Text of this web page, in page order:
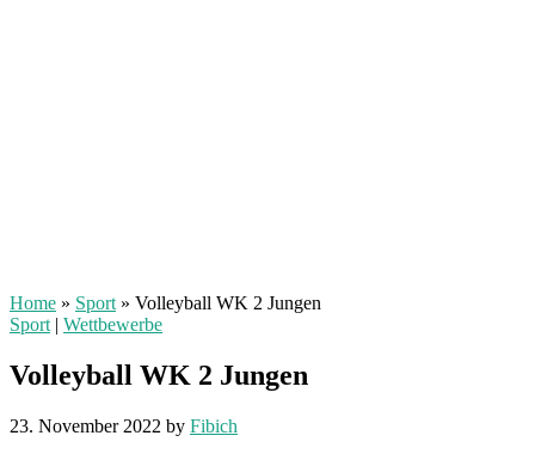
Home » Sport » Volleyball WK 2 Jungen
Sport | Wettbewerbe
Volleyball WK 2 Jungen
23. November 2022 by Fibich